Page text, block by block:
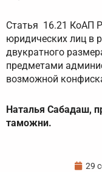
Статья 16.21 КоАП
юридических лиц в
двукратного
предметами
возможной
Наталья Сабадаш,
таможни.
29